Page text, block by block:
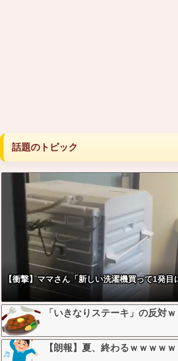
話題のトピック
【衝撃】ママさん「新しい洗濯機買って1発目
「いきなりステーキ」の反対
【朗報】夏、終わるｗｗｗｗｗ